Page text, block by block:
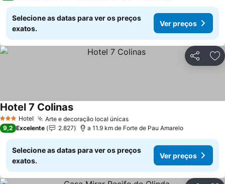
Selecione as datas para ver os preços
exatos.
Ver preços
Partilhar
3 EstrelasHotel Arte e decoração local únicasVer preços
Hotel 7 ColinasVer preços
9,2 Excelente 2.827 a 11.9 km de Forte de Pau Amarelo
Selecione as datas para ver os preços
exatos.
Ver preços